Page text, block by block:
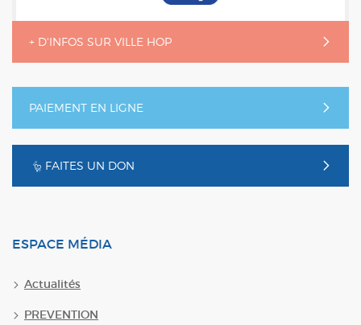
+ D'INFOS SUR VILLE HOP
PAIEMENT EN LIGNE
FAITES UN DON
ESPACE MÉDIA
Actualités
PREVENTION